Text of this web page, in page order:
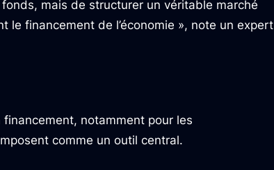
mais de structurer un véritable marché
financement de l’économie », note un expert
notamment pour les
comme un outil central.